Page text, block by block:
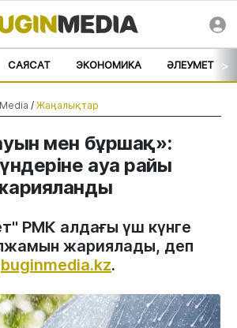
САЯСАТ ЭКОНОМИКА ӘЛЕУМЕТ >
/ Жаңалықтар
мен бұршақ»:
ауа райы
РМК алдағы үш күнге
жариялады, деп
buginmedia.kz.